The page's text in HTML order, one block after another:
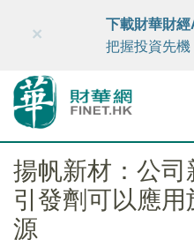
財華智庫網 FINTV
×
下載財華財經
把握投資先機
揚帆新材：公司
引發劑可以應
源